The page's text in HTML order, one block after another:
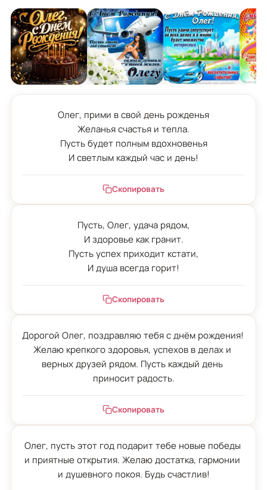
Олег, прими в свой день рожденья
Желанья счастья и тепла.
Пусть будет полным вдохновенья
И светлым каждый час и день!
Скопировать
Пусть, Олег, удача рядом,
И здоровье как гранит.
Пусть успех приходит кстати,
И душа всегда горит!
Скопировать
Дорогой Олег, поздравляю тебя с днём рождения!
Желаю крепкого здоровья, успехов в делах и
верных друзей рядом. Пусть каждый день
приносит радость.
Скопировать
Олег, пусть этот год подарит тебе новые победы
и приятные открытия. Желаю достатка, гармонии
и душевного покоя. Будь счастлив!